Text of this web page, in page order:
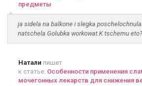
предметы
ja sidela na balkone i slegka
natschela Golubka workowat.K tschemu eto?
Натали пишет
к статье: Особенности применения
мочегонных лекарств для снижения